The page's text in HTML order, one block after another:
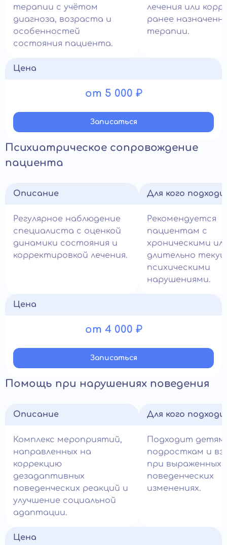
терапии с учётом
диагноза, возраста и
особенностей
состояния пациента.
лечения или
ранее
терапии.
Цена
от 5 000 ₽
Записатьcя
Психиатрическое сопровождение
пациента
Описание
Регулярное наблюдение
специалиста с оценкой
динамики состояния и
корректировкой лечения.
Для кого
Рекомендуется
пациентам с
хроническими
длительно
психическими
нарушениями.
Цена
от 4 000 ₽
Записатьcя
Помощь при нарушениях поведения
Описание
Комплекс мероприятий,
направленных на
коррекцию
дезадаптивных
поведенческих реакций и
улучшение социальной
адаптации.
Для кого
Подходит детям,
подросткам и
при выраженных
поведенческих
изменениях.
Цена